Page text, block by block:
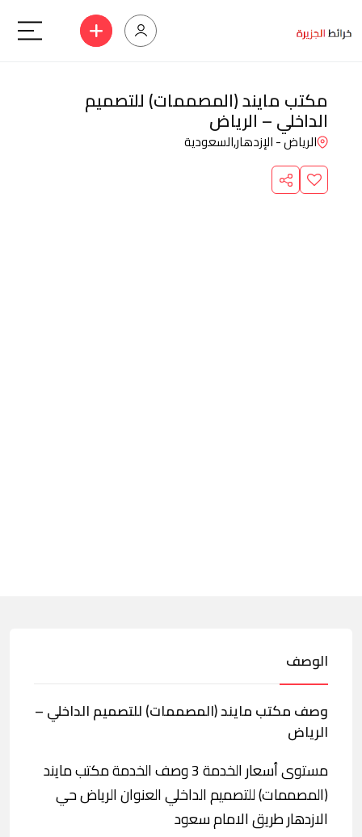
مكتب مايند (المصممات) للتصميم
الداخلي – الرياض
الرياض - الإزدهار,السعودية
الوصف
وصف مكتب مايند (المصممات) للتصميم الداخلي –
الرياض
مستوى أسعار الخدمة 3 وصف الخدمة مكتب مايند
(المصممات) للتصميم الداخلي العنوان الرياض حي
الازدهار طريق الامام سعود